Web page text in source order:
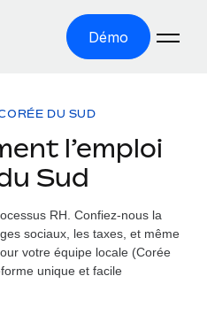
Démo
et en toute conformité
sans frais liés aux
l’emploi à l’international,
de requalification de
DU SUD
l’emploi
Sud
RH. Confiez-nous la
sociaux, les taxes, et même
votre équipe locale (Corée
unique et facile